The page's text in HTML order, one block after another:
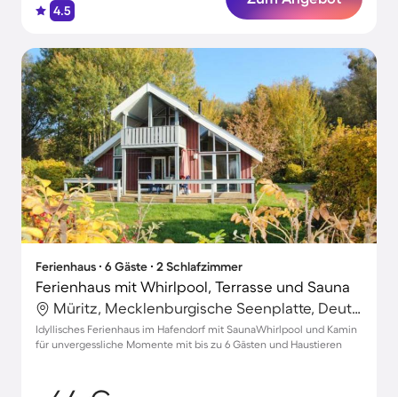
4.5
Ferienhaus ∙ 6 Gäste ∙ 2 Schlafzimmer
Ferienhaus mit Whirlpool, Terrasse und Sauna
Müritz, Mecklenburgische Seenplatte, Deutschland
Idyllisches Ferienhaus im Hafendorf mit SaunaWhirlpool und Kamin
für unvergessliche Momente mit bis zu 6 Gästen und Haustieren